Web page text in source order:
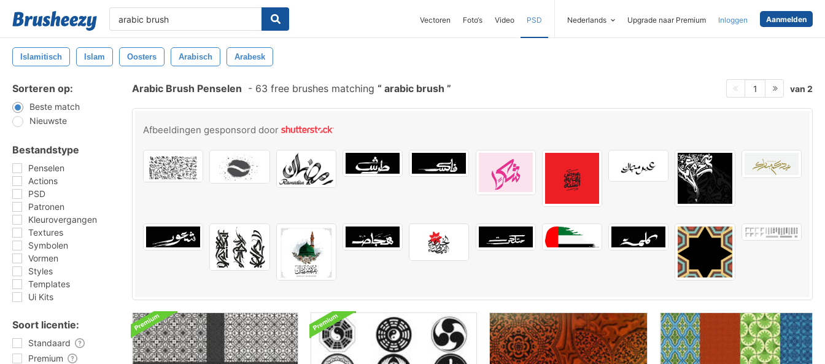
Vectoren Foto‘s Video PSD Nederlands Upgrade naar Premium Inloggen Aanmelden
Islamitisch Islam Oosters Arabisch Arabesk
Sorteren op:
Beste match
Nieuwste
Bestandstype
Penselen
Actions
PSD
Patronen
Kleurovergangen
Textures
Symbolen
Vormen
Styles
Templates
Ui Kits
Soort licentie:
Standaard
Premium
Arabic Brush Penselen - 63 free brushes matching arabic brush 1 van 2
Afbeeldingen gesponsord door